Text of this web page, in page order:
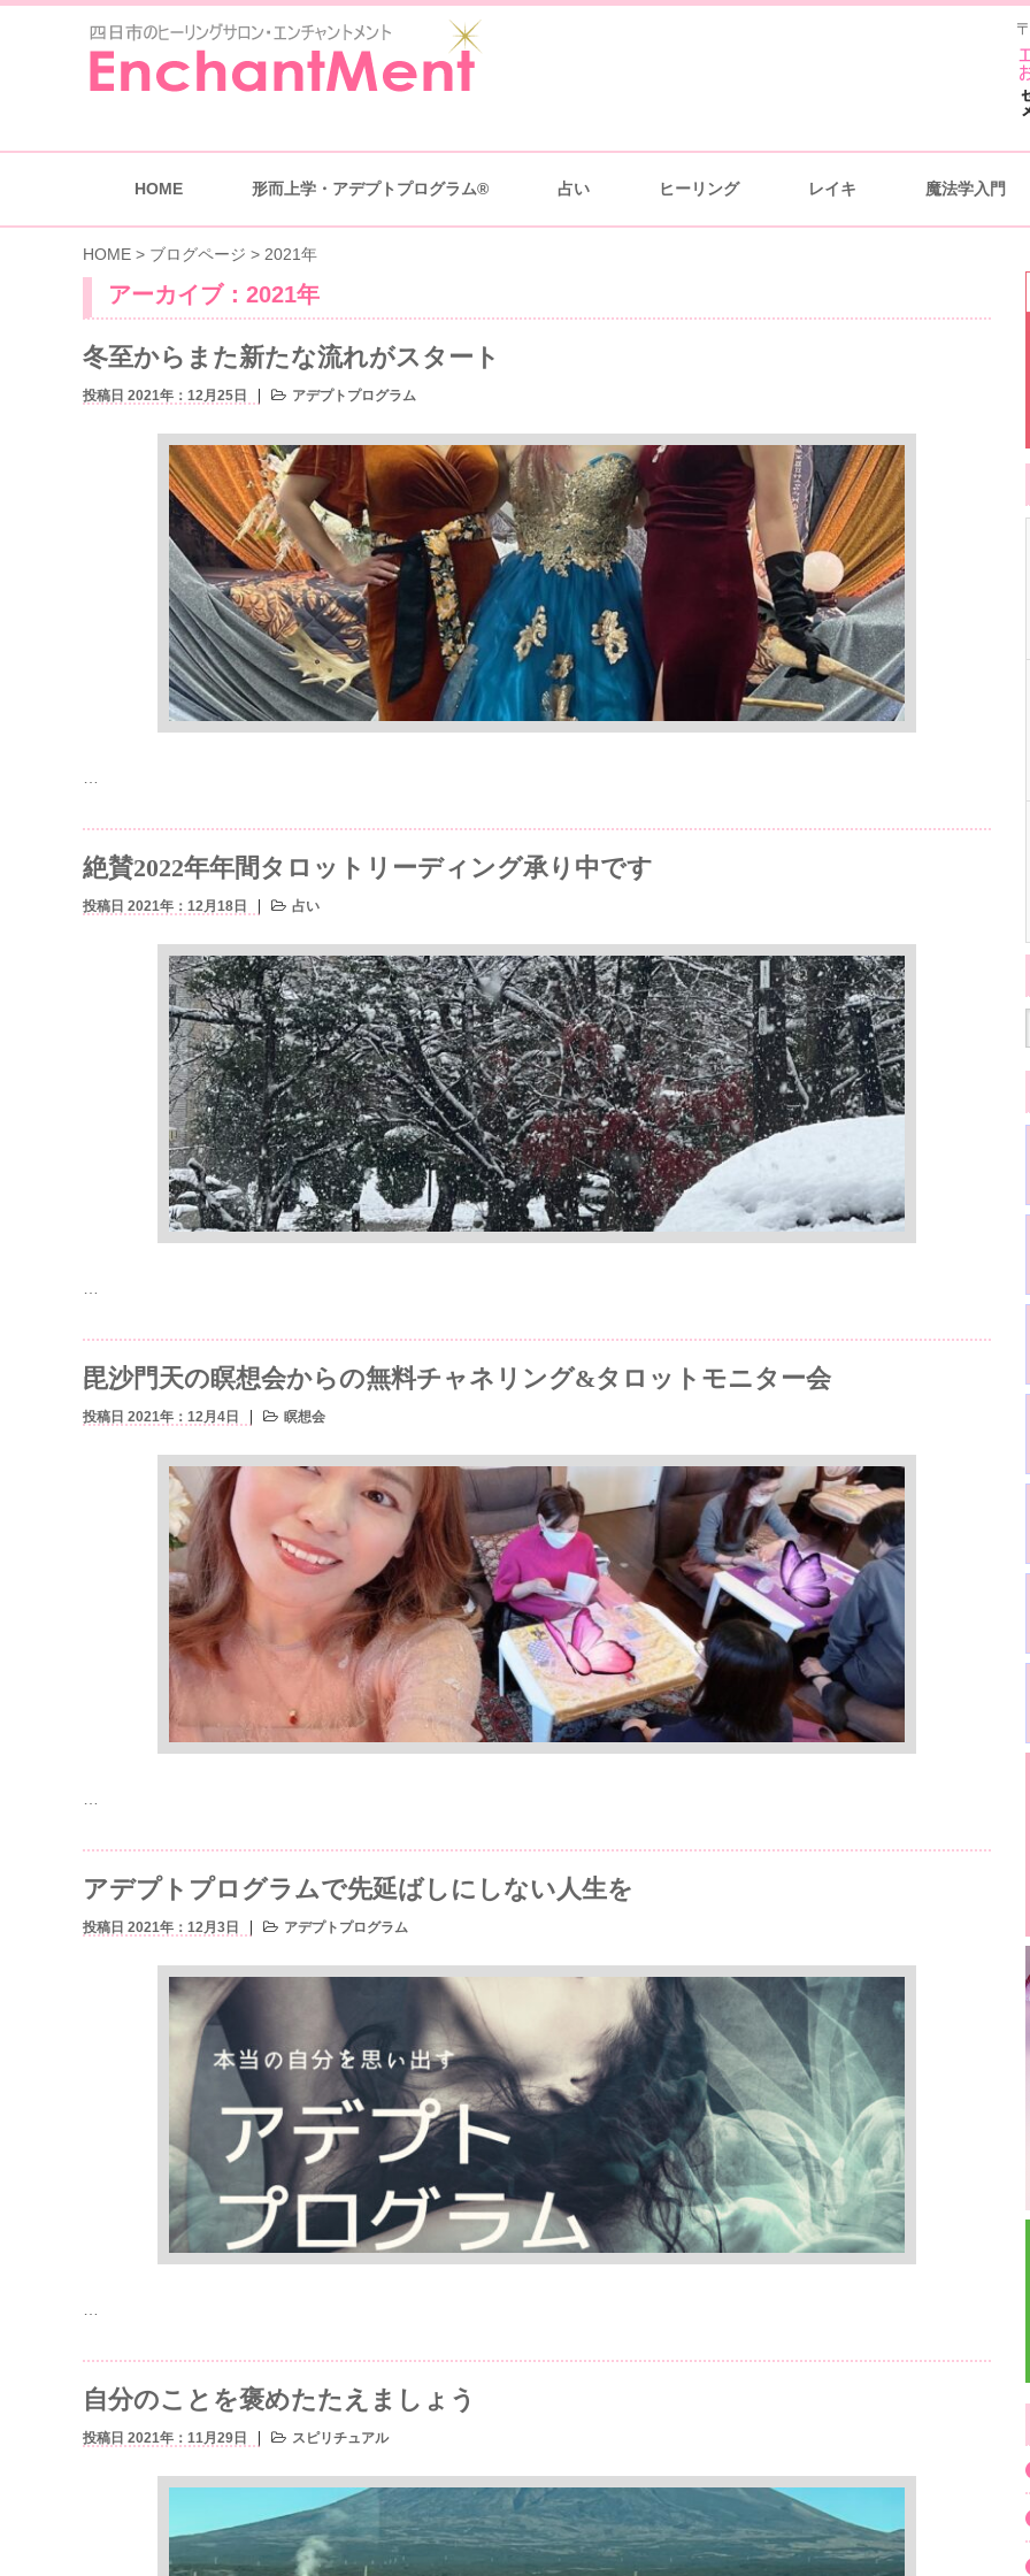
HOME 形而上学・アデプトプログラム® 占い ヒーリング レイキ 魔法学入門
HOME > ブログページ > 2021年
アーカイブ：2021年
冬至からまた新たな流れがスタート
投稿日 2021年：12月25日 アデプトプログラム
絶賛2022年年間タロットリーディング承り中です
投稿日 2021年：12月18日 占い
毘沙門天の瞑想会からの無料チャネリング&タロットモニター会
投稿日 2021年：12月4日 瞑想会
アデプトプログラムで先延ばしにしない人生を
投稿日 2021年：12月3日 アデプトプログラム
自分のことを褒めたたえましょう
投稿日 2021年：11月29日 スピリチュアル